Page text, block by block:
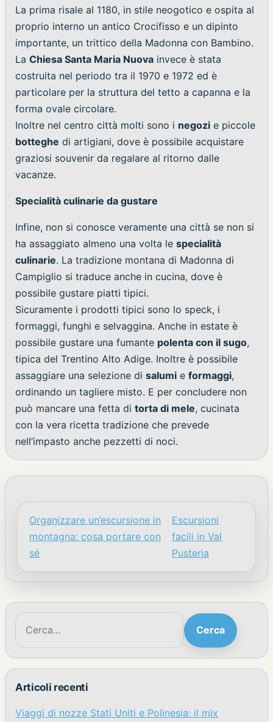
La prima risale al 1180, in stile neogotico e ospita al
proprio interno un antico Crocifisso e un dipinto
importante, un trittico della Madonna con Bambino.
La Chiesa Santa Maria Nuova invece è stata
costruita nel periodo tra il 1970 e 1972 ed è
particolare per la struttura del tetto a capanna e la
forma ovale circolare.
Inoltre nel centro città molti sono i negozi e piccole
botteghe di artigiani, dove è possibile acquistare
graziosi souvenir da regalare al ritorno dalle
vacanze.
Specialità culinarie da gustare
Infine, non si conosce veramente una città se non si
ha assaggiato almeno una volta le specialità
culinarie. La tradizione montana di Madonna di
Campiglio si traduce anche in cucina, dove è
possibile gustare piatti tipici.
Sicuramente i prodotti tipici sono lo speck, i
formaggi, funghi e selvaggina. Anche in estate è
possibile gustare una fumante polenta con il sugo,
tipica del Trentino Alto Adige. Inoltre è possibile
assaggiare una selezione di salumi e formaggi,
ordinando un tagliere misto. E per concludere non
può mancare una fetta di torta di mele, cucinata
con la vera ricetta tradizione che prevede
nell’impasto anche pezzetti di noci.
Navigazione articoli
Organizzare un’escursione in
montagna: cosa portare con
sé
Escursioni
facili in Val
Pusteria
Cerca:
Cerca
Articoli recenti
Viaggi di nozze Stati Uniti e Polinesia: il mix